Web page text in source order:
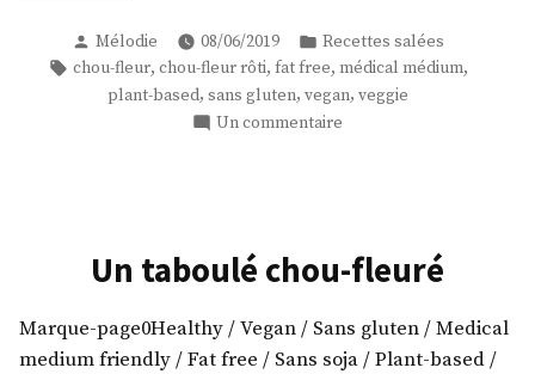
fleur
bien
bronzé
Publié
par
Mélodie 08/06/2019
Publié
dans
Recettes salées
Étiquettes :
chou-fleur, chou-fleur rôti, fat free, médical médium,
plant-based, sans gluten, vegan, veggie
Un commentaire
bronzé
!
curry)
Un taboulé chou-fleuré
Marque-page0Healthy / Vegan / Sans gluten / Medical
medium friendly / Fat free / Sans soja / Plant-based /